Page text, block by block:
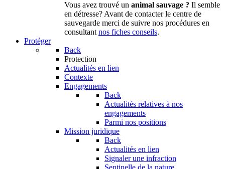
Vous avez trouvé un animal sauvage ? Il semble
en détresse? Avant de contacter le centre de
sauvegarde merci de suivre nos procédures en
consultantnos fiches conseils.
Protéger
Back
Protection
Actualités en lien
Contexte
Engagements
Back
Actualités relatives à nos
engagements
Parmi nos positions
Mission juridique
Back
Actualités en lien
Signaler une infraction